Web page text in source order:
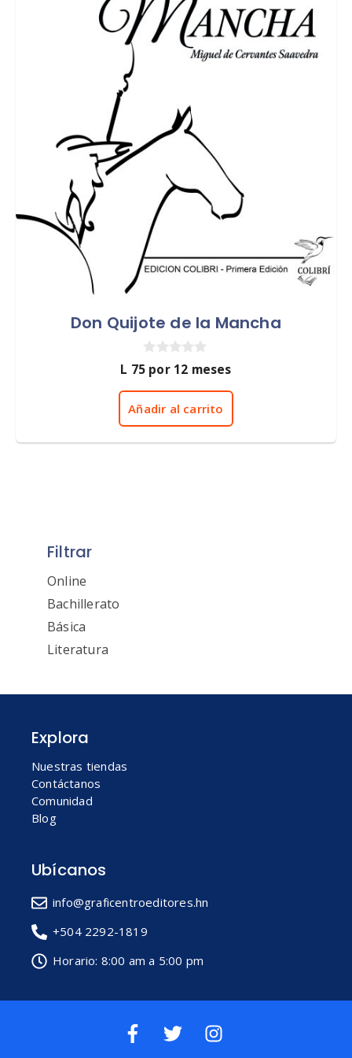
Don Quijote de la Mancha
0
d
e
L 75 por 12 meses
Añadir al carrito
Filtrar
Online
Bachillerato
Básica
Literatura
Explora
Nuestras tiendas
Contáctanos
Comunidad
Blog
Ubícanos
info@graficentroeditores.hn
+504 2292-1819
Horario: 8:00 am a 5:00 pm